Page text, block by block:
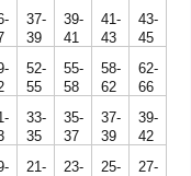
37-
39
39-
41
41-
43
43-
45
52-
55
55-
58
58-
62
62-
66
33-
35
35-
37
37-
39
39-
42
21-
23-
25-
27-